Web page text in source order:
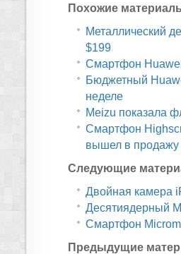
Похожие
Металлический
$199
Смартфон
Бюджетный
неделе
Meizu показала
Смартфон
вышел в продажу
Следующие
Двойная камера
Десятиядерный
Смартфон
Предыдущие